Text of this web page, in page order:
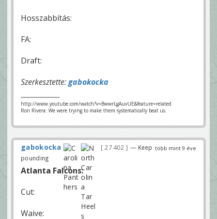
Hosszabbítás:
FA:
Draft:
Szerkesztette:gabokocka
http://www.youtube.com/watch?v=BwwrLgAuvUE&feature=related
Ron Rivera: We were trying to make them systematically beat us.
több mint 9 éve
gabokocka 27 402
— Keep
pounding
Atlanta Falcons:
Cut:
Waive: